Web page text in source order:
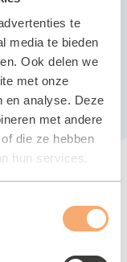
te
media te bieden
Ook delen we
met onze
en analyse. Deze
met andere
die ze hebben
hun services.
aankoop één
jaar geldig